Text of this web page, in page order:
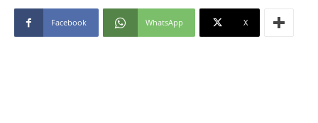
Facebook WhatsApp X